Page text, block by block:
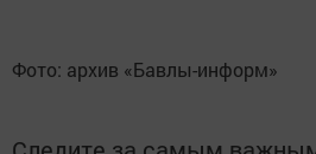
Фото: архив «Бавлы-информ»